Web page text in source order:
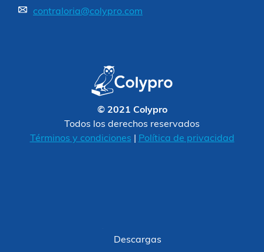
contraloria@colypro.com
© 2021 Colypro
Todos los derechos reservados
Términos y condiciones
Política de privacidad
Descargas